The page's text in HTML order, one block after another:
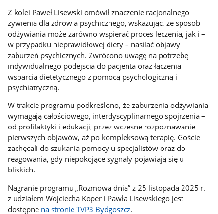
Z kolei Paweł Lisewski omówił znaczenie racjonalnego
żywienia dla zdrowia psychicznego, wskazując, że sposób
odżywiania może zarówno wspierać proces leczenia, jak i –
w przypadku nieprawidłowej diety – nasilać objawy
zaburzeń psychicznych. Zwrócono uwagę na potrzebę
indywidualnego podejścia do pacjenta oraz łączenia
wsparcia dietetycznego z pomocą psychologiczną i
psychiatryczną.
W trakcie programu podkreślono, że zaburzenia odżywiania
wymagają całościowego, interdyscyplinarnego spojrzenia –
od profilaktyki i edukacji, przez wczesne rozpoznawanie
pierwszych objawów, aż po kompleksową terapię. Goście
zachęcali do szukania pomocy u specjalistów oraz do
reagowania, gdy niepokojące sygnały pojawiają się u
bliskich.
Nagranie programu „Rozmowa dnia” z 25 listopada 2025 r.
z udziałem Wojciecha Koper i Pawła Lisewskiego jest
dostępne na stronie TVP3 Bydgoszcz.